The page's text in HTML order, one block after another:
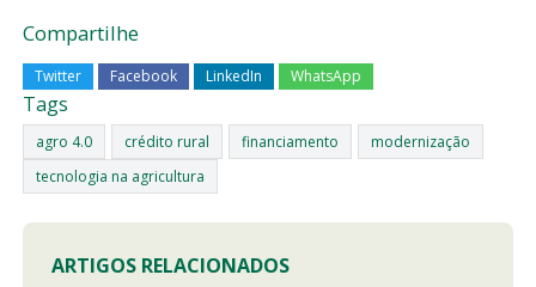
Compartilhe
Twitter Facebook LinkedIn WhatsApp
Tags
agro 4.0 crédito rural financiamento
modernização
tecnologia na agricultura
ARTIGOS RELACIONADOS